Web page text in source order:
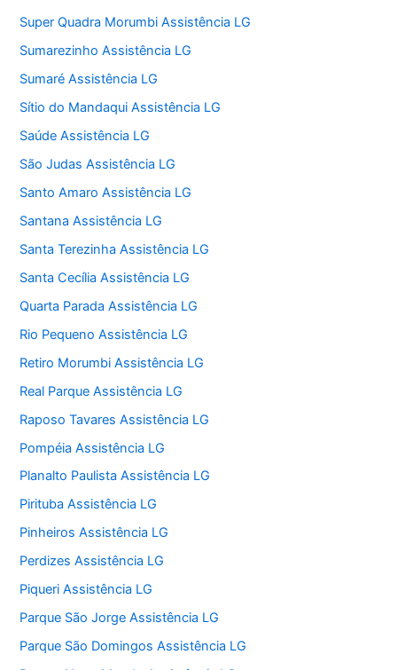
Super Quadra Morumbi Assistência LG
Sumarezinho Assistência LG
Sumaré Assistência LG
Sítio do Mandaqui Assistência LG
Saúde Assistência LG
São Judas Assistência LG
Santo Amaro Assistência LG
Santana Assistência LG
Santa Terezinha Assistência LG
Santa Cecília Assistência LG
Quarta Parada Assistência LG
Rio Pequeno Assistência LG
Retiro Morumbi Assistência LG
Real Parque Assistência LG
Raposo Tavares Assistência LG
Pompéia Assistência LG
Planalto Paulista Assistência LG
Pirituba Assistência LG
Pinheiros Assistência LG
Perdizes Assistência LG
Piqueri Assistência LG
Parque São Jorge Assistência LG
Parque São Domingos Assistência LG